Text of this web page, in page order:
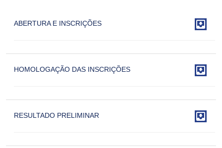
ABERTURA E INSCRIÇÕES 
HOMOLOGAÇÃO DAS INSCRIÇÕES 
RESULTADO PRELIMINAR 